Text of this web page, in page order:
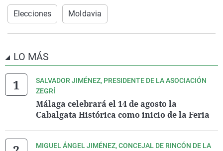
Elecciones Moldavia
LO MÁS
SALVADOR JIMÉNEZ, PRESIDENTE DE LA ASOCIACIÓN
ZEGRÍ
Málaga celebrará el 14 de agosto la
Cabalgata Histórica como inicio de la Feria
MIGUEL ÁNGEL JIMÉNEZ, CONCEJAL DE RINCÓN DE LA